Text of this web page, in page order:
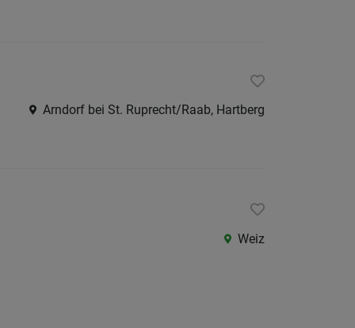
Arndorf bei St. Ruprecht/Raab, Hartberg
Weiz